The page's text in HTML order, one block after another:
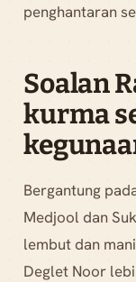
penghantaran
Soalan
kurma
Bergantung
Medjool dan
lembut dan
Deglet Noor